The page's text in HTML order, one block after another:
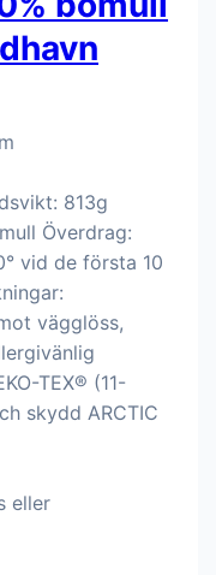
813g
Överdrag:
vid de första 10
vägglöss,
TEX® (11-
skydd ARCTIC
eller